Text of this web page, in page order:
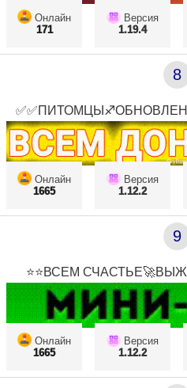
Онлайн
171
Версия
1.19.4
8
Онлайн
1665
Версия
1.12.2
9
⭐⭐ВСЕМ
Онлайн
1665
Версия
1.12.2